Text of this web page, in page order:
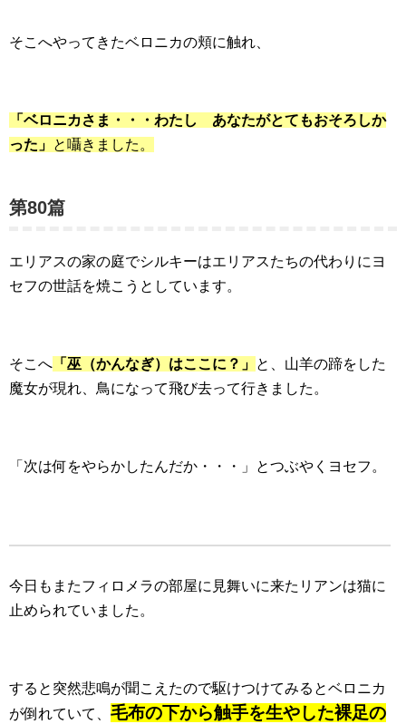
そこへやってきたベロニカの頬に触れ、
「ベロニカさま・・・わたし あなたがとてもおそろしか
った」 と囁きました。
第80篇
エリアスの家の庭でシルキーはエリアスたちの代わりにヨ
セフの世話を焼こうとしています。
そこへ 「巫（かんなぎ）はここに？」 と、山羊の蹄をした
魔女が現れ、鳥になって飛び去って行きました。
「次は何をやらかしたんだか・・・」とつぶやくヨセフ。
今日もまたフィロメラの部屋に見舞いに来たリアンは猫に
止められていました。
すると突然悲鳴が聞こえたので駆けつけてみるとベロニカ
が倒れていて、 毛布の下から触手を生やした裸足の